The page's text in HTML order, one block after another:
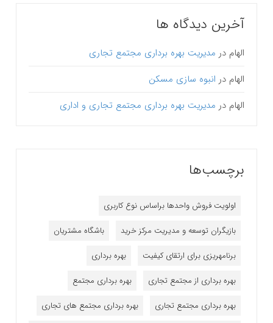
آخرین دیدگاه ها
الهام در مدیریت بهره برداری مجتمع تجاری
الهام در انبوه سازی مسکن
الهام در مدیریت بهره برداری مجتمع تجاری و اداری
برچسب‌ها
اولویت فروش واحدها براساس نوع کاربری
بازیگران توسعه و مدیریت مرکز خرید
باشگاه مشتریان
برنامه‎ریزی برای ارتقای کیفیت
بهره برداری
بهره برداری از مجتمع تجاری
بهره برداری مجتمع
بهره برداری مجتمع تجاری
بهره برداری مجتمع های تجاری